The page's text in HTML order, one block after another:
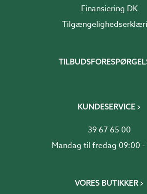
Finansiering DK
KUNDESERVICE
39 67 65 00
Mandag til fredag 09:00 -
VORES BUTIKKER